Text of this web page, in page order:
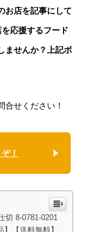
お店を記事にして
応援するフード
ませんか？上記ボ
合せください！
！
切 8-0781-0201
【送料無料】